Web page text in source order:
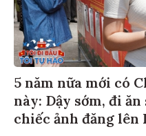
5 năm nữa mới có
này: Dậy sớm, đi
chiếc ảnh đăng lên